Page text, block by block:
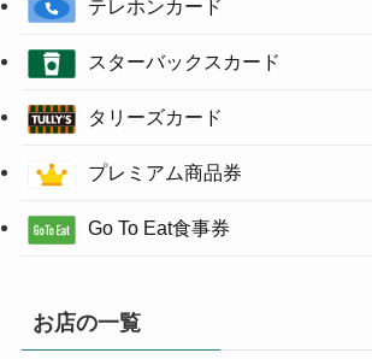
テレホンカード
スターバックスカード
タリーズカード
プレミアム商品券
Go To Eat食事券
お店の一覧